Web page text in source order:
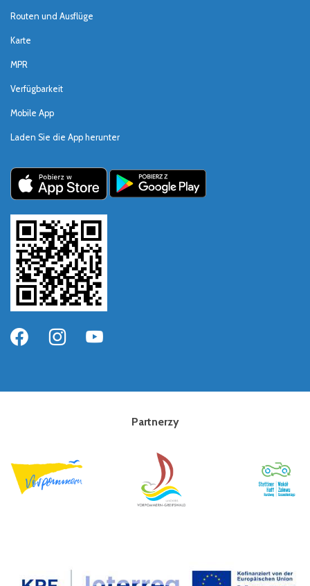
Routen und Ausflüge
Karte
MPR
Verfügbarkeit
Mobile App
Laden Sie die App herunter
Partnerzy